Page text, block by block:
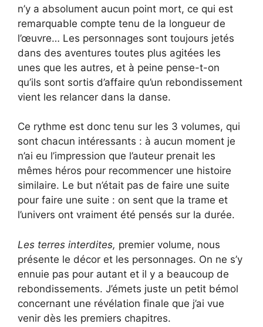
n’y a absolument aucun point mort, ce qui est
remarquable compte tenu de la longueur de
l’œuvre… Les personnages sont toujours jetés
dans des aventures toutes plus agitées les
unes que les autres, et à peine pense-t-on
qu’ils sont sortis d’affaire qu’un rebondissement
vient les relancer dans la danse.
Ce rythme est donc tenu sur les 3 volumes, qui
sont chacun intéressants : à aucun moment je
n’ai eu l’impression que l’auteur prenait les
mêmes héros pour recommencer une histoire
similaire. Le but n’était pas de faire une suite
pour faire une suite : on sent que la trame et
l’univers ont vraiment été pensés sur la durée.
Les terres interdites, premier volume, nous
présente le décor et les personnages. On ne s’y
ennuie pas pour autant et il y a beaucoup de
rebondissements. J’émets juste un petit bémol
concernant une révélation finale que j’ai vue
venir dès les premiers chapitres.